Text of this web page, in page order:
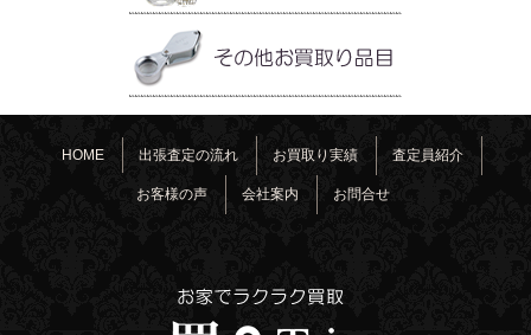
HOME 出張査定の流れ お買取り実績 査定員紹介
お客様の声 会社案内 お問合せ